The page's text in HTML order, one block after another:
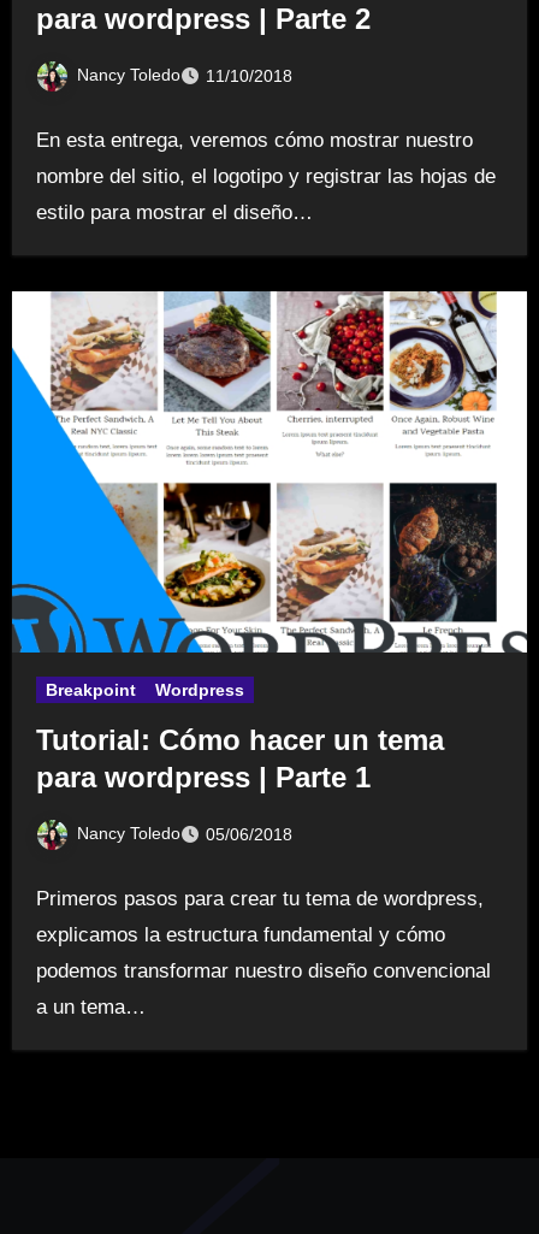
para wordpress | Parte 2
Nancy Toledo 11/10/2018
En esta entrega, veremos cómo mostrar nuestro
nombre del sitio, el logotipo y registrar las hojas de
estilo para mostrar el diseño…
Breakpoint Wordpress
Tutorial: Cómo hacer un tema
para wordpress | Parte 1
Nancy Toledo 05/06/2018
Primeros pasos para crear tu tema de wordpress,
explicamos la estructura fundamental y cómo
podemos transformar nuestro diseño convencional
a un tema…